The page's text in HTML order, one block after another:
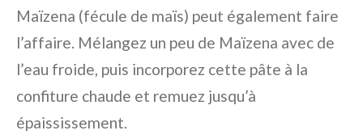
Maïzena (fécule de maïs) peut également faire
l’affaire. Mélangez un peu de Maïzena avec de
l’eau froide, puis incorporez cette pâte à la
confiture chaude et remuez jusqu’à
épaississement.